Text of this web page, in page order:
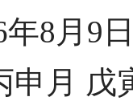
8月9
申月 戊